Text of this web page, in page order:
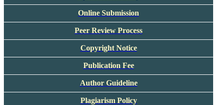
Online Submission
Peer Review Process
Copyright Notice
Publication Fee
Author Guideline
Plagiarism Policy